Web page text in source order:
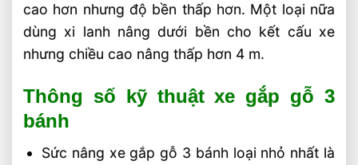
cao hơn nhưng độ bền thấp hơn. Một loại nữa
dùng xi lanh nâng dưới bền cho kết cấu xe
nhưng chiều cao nâng thấp hơn 4 m.
Thông số kỹ thuật xe gắp gỗ 3
bánh
Sức nâng xe gắp gỗ 3 bánh loại nhỏ nhất là